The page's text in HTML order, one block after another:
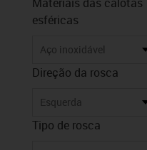
esféricas
Aço inoxidável
Direção da rosca
Esquerda
Tipo de rosca